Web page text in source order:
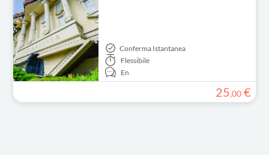
Conferma Istantanea
Flessibile
En
25,00 €